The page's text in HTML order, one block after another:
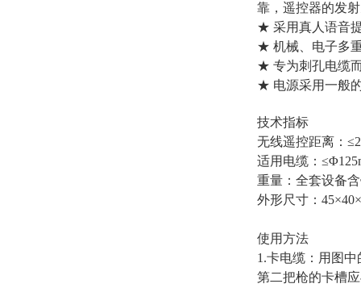
靠，遥控器的发
★ 采用真人语音
★ 机械、电子多
★ 专为刺孔电缆
★ 电源采用一般
技术指标
无线遥控距离：
适用电缆：
重量：全套设备
外形尺寸：
使用方法
1.卡电缆：用图
第二把枪的卡槽